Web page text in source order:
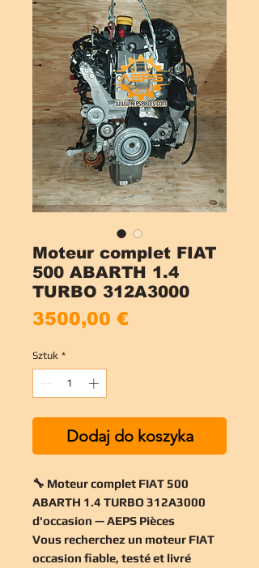
Moteur complet FIAT
500 ABARTH 1.4
TURBO 312A3000
3500,00 €
Sztuk *
Dodaj do koszyka
🔧 Moteur complet FIAT 500
ABARTH 1.4 TURBO 312A3000
d'occasion — AEPS Pièces
Vous recherchez un moteur FIAT
occasion fiable, testé et livré